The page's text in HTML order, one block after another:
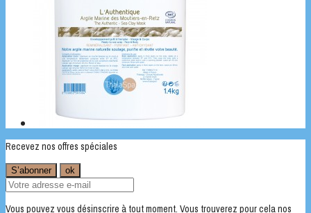
Recevez nos offres spéciales
Vous pouvez vous désinscrire à tout moment. Vous trouverez pour cela nos